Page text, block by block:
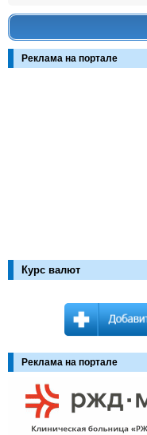
Реклама на портале
Курс валют
Реклама на портале